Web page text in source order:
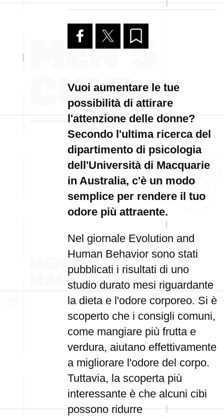
Vuoi aumentare le tue
possibilità di attirare
l'attenzione delle donne?
Secondo l'ultima ricerca del
dipartimento di psicologia
dell'Università di Macquarie
in Australia, c'è un modo
semplice per rendere il tuo
odore più attraente.
Nel giornale Evolution and
Human Behavior sono stati
pubblicati i risultati di uno
studio durato mesi riguardante
la dieta e l'odore corporeo. Si è
scoperto che i consigli comuni,
come mangiare più frutta e
verdura, aiutano effettivamente
a migliorare l'odore del corpo.
Tuttavia, la scoperta più
interessante è che alcuni cibi
possono ridurre